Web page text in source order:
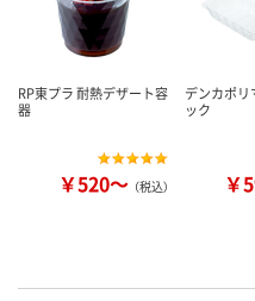
RP東プラ 耐熱デザート容
器
￥520～ （税込）
デンカポリ
ック
￥